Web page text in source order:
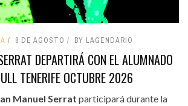
8 DE AGOSTO BY LAGENDARIO
DEPARTIRÁ CON EL ALUMNADO
TENERIFE OCTUBRE 2026
Manuel Serrat participará durante la